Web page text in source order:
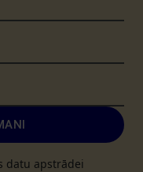
datu apstrādei